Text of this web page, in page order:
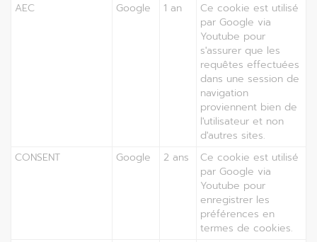
AEC
Google 1 an
Ce cookie est utilisé
par Google via
Youtube pour
s'assurer que les
requêtes effectuées
dans une session de
navigation
proviennent bien de
l'utilisateur et non
d'autres sites.
CONSENT
Google 2 ans
Ce cookie est utilisé
par Google via
Youtube pour
enregistrer les
préférences en
termes de cookies.